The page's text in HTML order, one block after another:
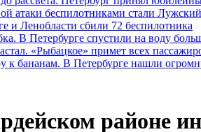
атаки беспилотниками стали
и Ленобласти сбили 72 беспилотника
В Петербурге спустили на воду
«Рыбацкое» примет всех
к бананам. В Петербурге нашли
районе